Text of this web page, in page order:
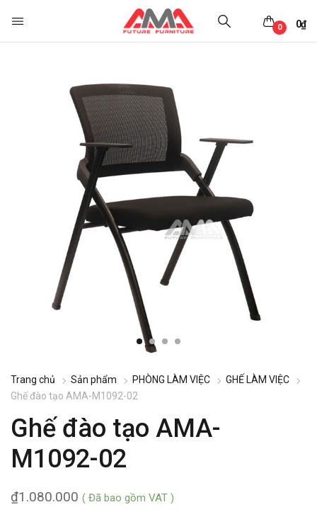
0₫
0
Trang chủ Sản phẩm PHÒNG LÀM VIỆC
GHẾ LÀM VIỆC
Ghế đào tạo AMA-M1092-02
Ghế đào tạo AMA-
M1092-02
1.080.000
₫ ( Đã bao gồm VAT )